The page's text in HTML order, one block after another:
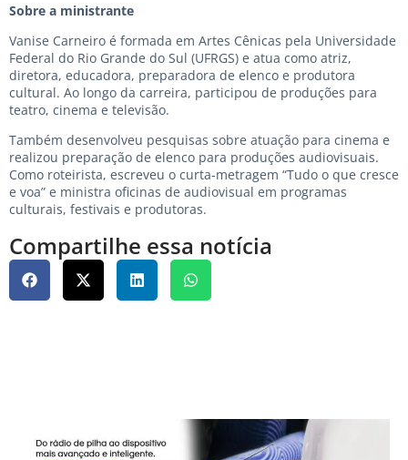
Sobre a ministrante
Vanise Carneiro é formada em Artes Cênicas pela Universidade
Federal do Rio Grande do Sul (UFRGS) e atua como atriz,
diretora, educadora, preparadora de elenco e produtora
cultural. Ao longo da carreira, participou de produções para
teatro, cinema e televisão.
Também desenvolveu pesquisas sobre atuação para cinema e
realizou preparação de elenco para produções audiovisuais.
Como roteirista, escreveu o curta-metragem “Tudo o que cresce
e voa” e ministra oficinas de audiovisual em programas
culturais, festivais e produtoras.
Compartilhe essa notícia